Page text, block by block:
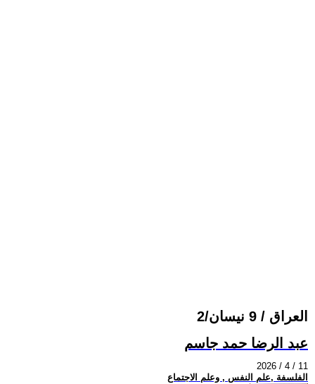
العراق / 9 نيسان/2
عبد الرضا حمد جاسم
2026 / 4 / 11
الفلسفة ,علم النفس , وعلم الاجتماع